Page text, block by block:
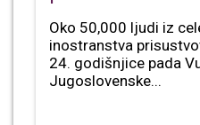
Oko 50,000 ljudi iz
inostranstva
24. godišnjice pada
Jugoslovenske...